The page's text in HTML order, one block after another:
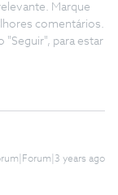
Marque
comentários.
"Seguir", para estar
years ago